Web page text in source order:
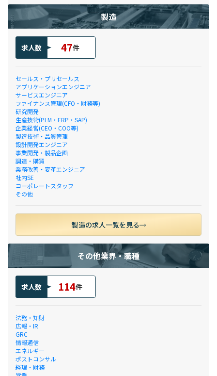
製造
求人数 47件
セールス・プリセールス
アプリケーションエンジニア
サービスエンジニア
ファイナンス管理(CFO・財務等)
研究開発
生産技術(PLM・ERP・SAP)
企業経営(CEO・COO等)
製造技術・品質管理
設計開発エンジニア
事業開発・製品企画
調達・購買
業務改善・変革エンジニア
社内SE
コーポレートスタッフ
その他
製造の求人一覧を見る
その他業界・職種
求人数 114件
法務・知財
広報・IR
GRC
情報通信
エネルギー
ポストコンサル
経理・財務